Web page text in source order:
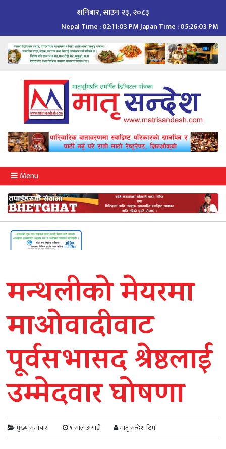
शनिबार, साउन २३, २०८३
Nepal Time :02:11:04 PMJapan Time :05:26:04 PM
Menu
मन्थलीको मेयरमा
माओवादीवाट
पूर्वसभासद श्रेष्ठलाई
उम्मेदवार घोषणा
मुख्य समाचार ९ साल अगाडी मातृ सन्देश टिम